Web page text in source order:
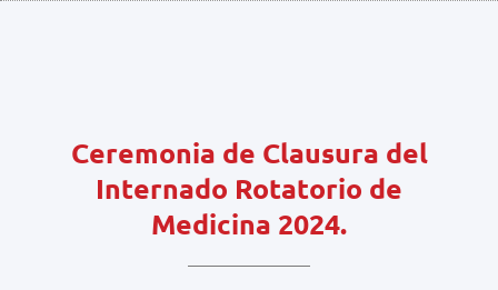
Ceremonia de Clausura del
Internado Rotatorio de
Medicina 2024.